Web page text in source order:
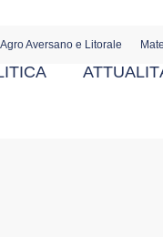
Agro Aversano e Litorale